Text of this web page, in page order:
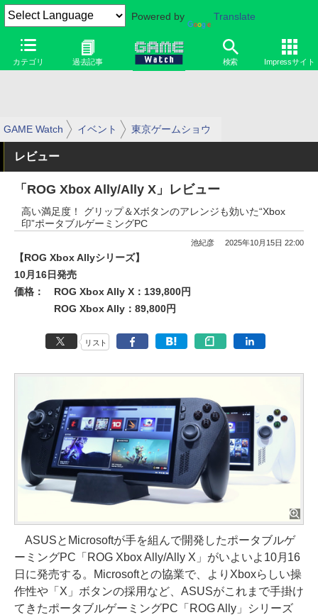
Powered by Translate
カテゴリ 過去記事 検索 Impressサイト
GAME Watch イベント 東京ゲームショウ
レビュー
「ROG Xbox Ally/Ally X」レビュー
高い満足度！ グリップ＆Xボタンのアレンジも効いた“Xbox
印”ポータブルゲーミングPC
池紀彦 2025年10月15日 22:00
【ROG Xbox Allyシリーズ】
10月16日発売
価格：
ROG Xbox Ally X：139,800円
ROG Xbox Ally：89,800円
リスト
ASUSとMicrosoftが手を組んで開発したポータブルゲ
ーミングPC「ROG Xbox Ally/Ally X」がいよいよ10月16
日に発売する。Microsoftとの協業で、よりXboxらしい操
作性や「X」ボタンの採用など、ASUSがこれまで手掛け
てきたポータブルゲーミングPC「ROG Ally」シリーズ